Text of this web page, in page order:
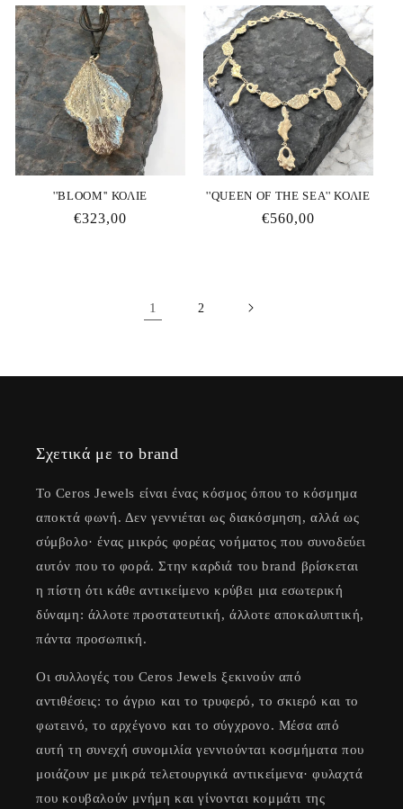
''BLOOM'' ΚΟΛΙΕ
Κανονική
€323,00
''QUEEN OF THE SEA'' ΚΟΛΙΕ
Κανονική
€560,00
1 2
Σχετικά με το brand
Το Ceros Jewels είναι ένας κόσμος όπου το κόσμημα
αποκτά φωνή. Δεν γεννιέται ως διακόσμηση, αλλά ως
σύμβολο· ένας μικρός φορέας νοήματος που συνοδεύει
αυτόν που το φορά. Στην καρδιά του brand βρίσκεται
η πίστη ότι κάθε αντικείμενο κρύβει μια εσωτερική
δύναμη: άλλοτε προστατευτική, άλλοτε αποκαλυπτική,
πάντα προσωπική.
Οι συλλογές του Ceros Jewels ξεκινούν από
αντιθέσεις: το άγριο και το τρυφερό, το σκιερό και το
φωτεινό, το αρχέγονο και το σύγχρονο. Μέσα από
αυτή τη συνεχή συνομιλία γεννιούνται κοσμήματα που
μοιάζουν με μικρά τελετουργικά αντικείμενα· φυλαχτά
που κουβαλούν μνήμη και γίνονται κομμάτι της